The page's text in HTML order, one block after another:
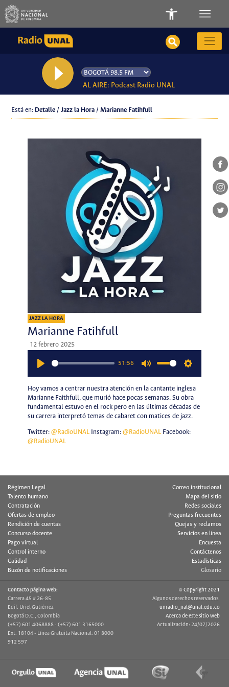
AL AIRE: Podcast Radio UNAL
Está en: Detalle / Jazz la Hora / Marianne Fatihfull
JAZZ LA HORA
Marianne Fatihfull
12 febrero 2025
51:56
Hoy vamos a centrar nuestra atención en la cantante inglesa
Marianne Faithfull, que murió hace pocas semanas. Su obra
fundamental estuvo en el rock pero en las últimas décadas de
su carrera interpretó temas de cabaret con matices de jazz.
Twitter: @RadioUNALInstagram: @RadioUNALFacebook:
@RadioUNAL
Régimen Legal
Talento humano
Contratación
Ofertas de empleo
Rendición de cuentas
Concurso docente
Pago virtual
Control interno
Calidad
Buzón de notificaciones
Correo institucional
Mapa del sitio
Redes sociales
Preguntas frecuentes
Quejas y reclamos
Servicios en línea
Encuesta
Contáctenos
Estadísticas
Glosario
Contacto página web:
Carrera 45 # 26-85
Edif. Uriel Gutiérrez
Bogotá D.C., Colombia
(+57) 601 4068888 - (+57) 601 3165000
Ext. 18104 - Línea Gratuita Nacional: 01 8000
912 597
© Copyright 2021
Algunos derechos reservados.
unradio_nal@unal.edu.co
Acerca de este sitio web
Actualización: 24/07/2026